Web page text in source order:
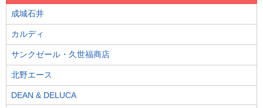
成城石井
カルディ
サンクゼール・久世福商店
北野エース
DEAN & DELUCA